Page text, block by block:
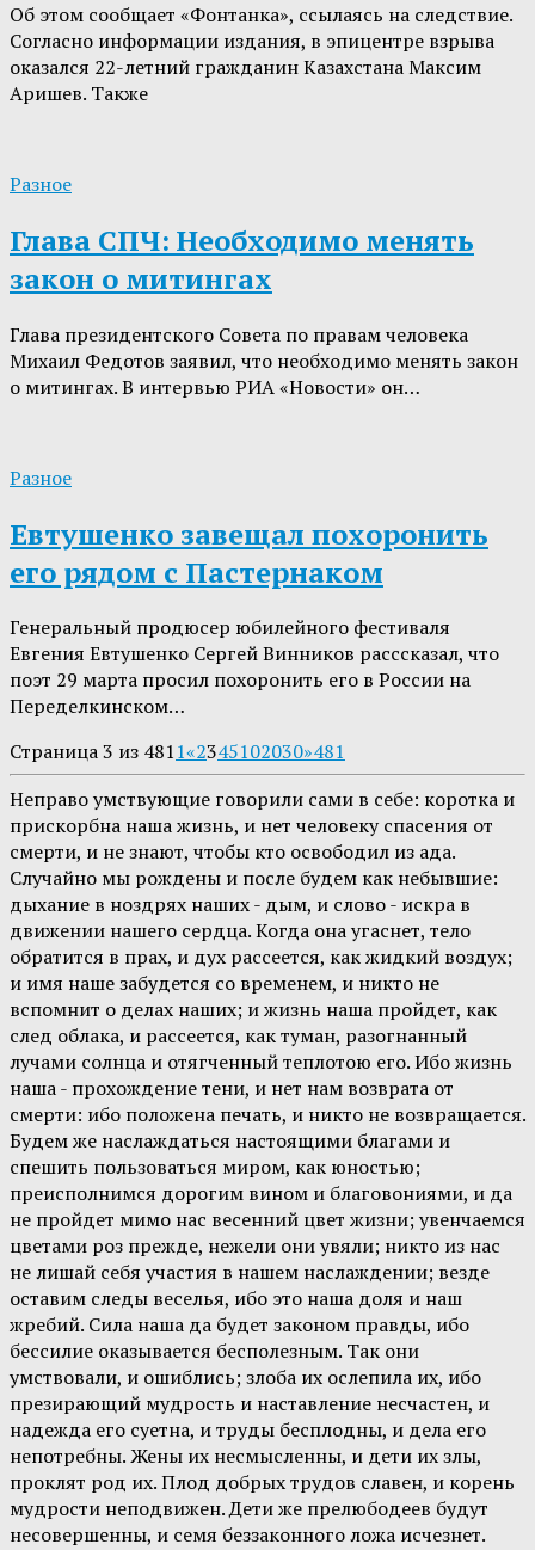
Об этом сообщает «Фонтанка», ссылаясь на следствие.
Согласно информации издания, в эпицентре взрыва
оказался 22-летний гражданин Казахстана Максим
Аришев. Также
Разное
Глава СПЧ: Необходимо менять
закон о митингах
Глава президентского Совета по правам человека
Михаил Федотов заявил, что необходимо менять закон
о митингах. В интервью РИА «Новости» он…
Разное
Евтушенко завещал похоронить
его рядом с Пастернаком
Генеральный продюсер юбилейного фестиваля
Евгения Евтушенко Сергей Винников расссказал, что
поэт 29 марта просил похоронить его в России на
Переделкинском…
Страница 3 из 4811«2345102030»481
Неправо умствующие говорили сами в себе: коротка и
прискорбна наша жизнь, и нет человеку спасения от
смерти, и не знают, чтобы кто освободил из ада.
Случайно мы рождены и после будем как небывшие:
дыхание в ноздрях наших - дым, и слово - искра в
движении нашего сердца. Когда она угаснет, тело
обратится в прах, и дух рассеется, как жидкий воздух;
и имя наше забудется со временем, и никто не
вспомнит о делах наших; и жизнь наша пройдет, как
след облака, и рассеется, как туман, разогнанный
лучами солнца и отягченный теплотою его. Ибо жизнь
наша - прохождение тени, и нет нам возврата от
смерти: ибо положена печать, и никто не возвращается.
Будем же наслаждаться настоящими благами и
спешить пользоваться миром, как юностью;
преисполнимся дорогим вином и благовониями, и да
не пройдет мимо нас весенний цвет жизни; увенчаемся
цветами роз прежде, нежели они увяли; никто из нас
не лишай себя участия в нашем наслаждении; везде
оставим следы веселья, ибо это наша доля и наш
жребий. Сила наша да будет законом правды, ибо
бессилие оказывается бесполезным. Так они
умствовали, и ошиблись; злоба их ослепила их, ибо
презирающий мудрость и наставление несчастен, и
надежда его суетна, и труды бесплодны, и дела его
непотребны. Жены их несмысленны, и дети их злы,
проклят род их. Плод добрых трудов славен, и корень
мудрости неподвижен. Дети же прелюбодеев будут
несовершенны, и семя беззаконного ложа исчезнет.